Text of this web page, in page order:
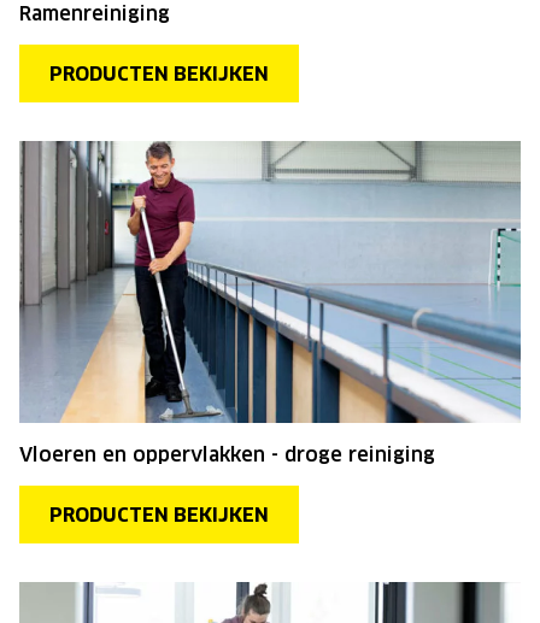
Ramenreiniging
PRODUCTEN BEKIJKEN
Vloeren en oppervlakken - droge reiniging
PRODUCTEN BEKIJKEN